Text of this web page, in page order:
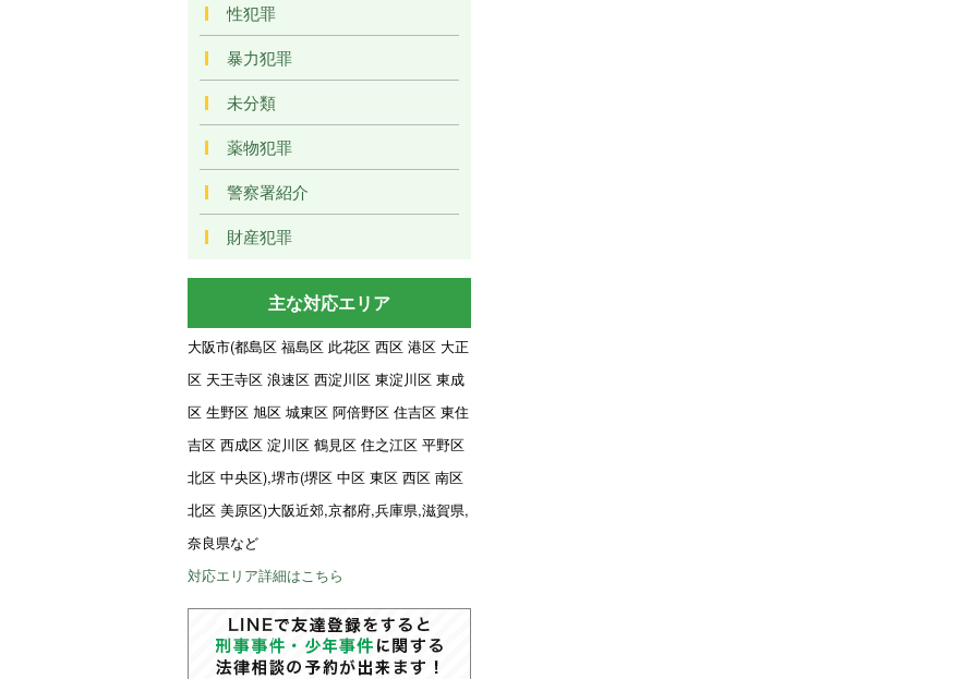
性犯罪
暴力犯罪
未分類
薬物犯罪
警察署紹介
財産犯罪
主な対応エリア
大阪市(都島区 福島区 此花区 西区 港区 大正
区 天王寺区 浪速区 西淀川区 東淀川区 東成
区 生野区 旭区 城東区 阿倍野区 住吉区 東住
吉区 西成区 淀川区 鶴見区 住之江区 平野区
北区 中央区),堺市(堺区 中区 東区 西区 南区
北区 美原区)大阪近郊,京都府,兵庫県,滋賀県,
奈良県など
対応エリア詳細はこちら